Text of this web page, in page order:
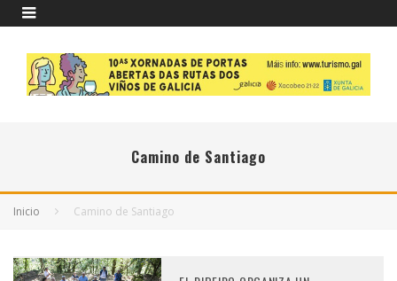
Camino de Santiago
Inicio Camino de Santiago